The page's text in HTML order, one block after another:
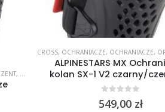
, PROTEKTORY
CROSS, OCHRANIACZE, OCHRANIACZE,
ALPINESTARS MX
kolan SX-1 V2 czarny/
out of 5
549,00 zł